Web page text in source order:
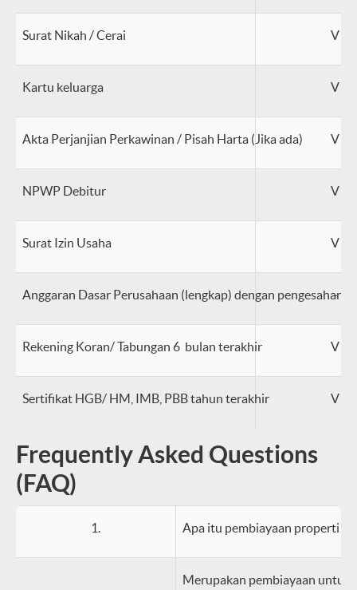
Surat Nikah / Cerai V
Kartu keluarga V
Akta Perjanjian Perkawinan / Pisah Harta (Jika ada) V
NPWP Debitur V
Surat Izin Usaha V
Anggaran Dasar Perusahaan (lengkap) dengan pengesahan
-
Rekening Koran/ Tabungan 6 bulan terakhir V
Sertifikat HGB/ HM, IMB, PBB tahun terakhir V
Frequently Asked Questions
(FAQ)
1. Apa itu pembiayaan properti
Merupakan pembiayaan untuk